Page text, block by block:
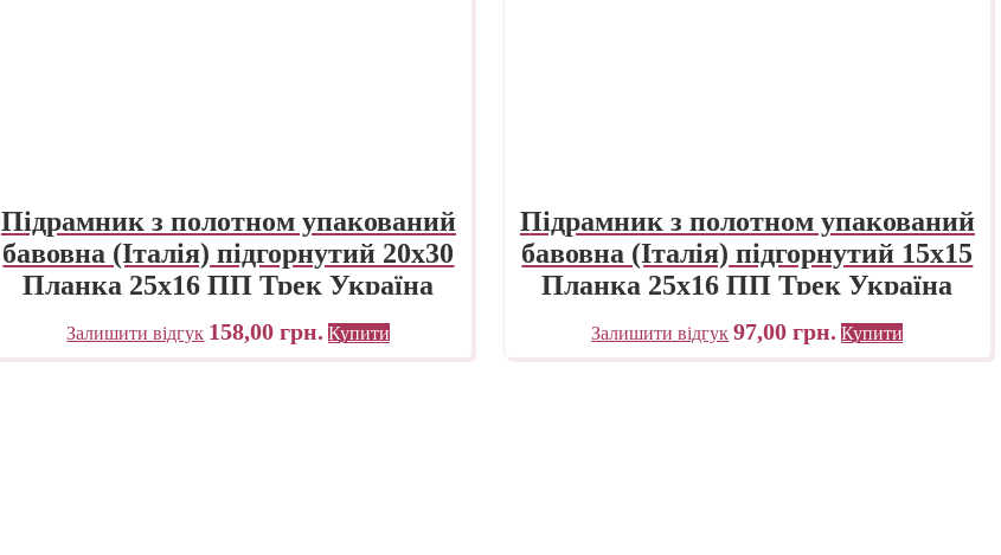
Підрамник з полотном упакований
бавовна (Італія) підгорнутий 20х30
Планка 25х16 ПП Трек Україна
Залишити відгук 158,00грн. Купити
Підрамник з полотном упакований
бавовна (Італія) підгорнутий 15х15
Планка 25х16 ПП Трек Україна
Залишити відгук 97,00грн. Купити